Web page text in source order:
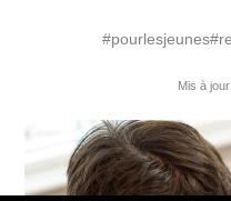
#pourlesjeunes
Mis à